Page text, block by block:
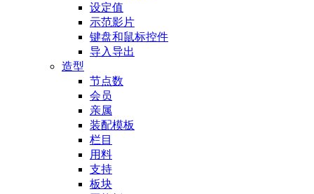
设定值
示范影片
键盘和鼠标控件
导入导出
造型
节点数
会员
亲属
装配模板
栏目
用料
支持
板块